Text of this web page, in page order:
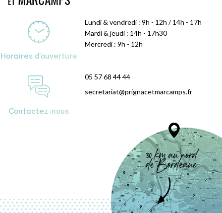
Horaires d'ouverture
Lundi & vendredi : 9h - 12h / 14h - 17h
Mardi & jeudi : 14h - 17h30
Mercredi : 9h - 12h
Contactez-nous
05 57 68 44 44
secretariat@prignacetmarcamps.fr